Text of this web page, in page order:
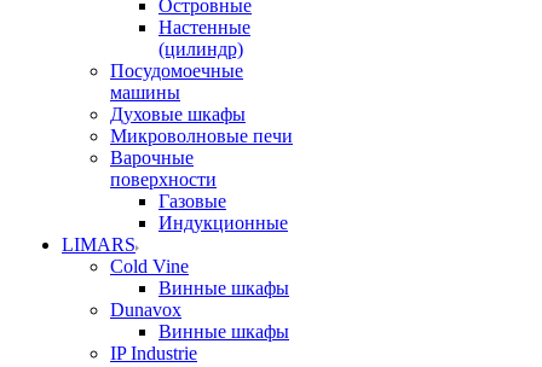
Островные
Настенные
(цилиндр)
Посудомоечные
машины
Духовые шкафы
Микроволновые печи
Варочные
поверхности
Газовые
Индукционные
LIMARS
Cold Vine
Винные шкафы
Dunavox
Винные шкафы
IP Industrie